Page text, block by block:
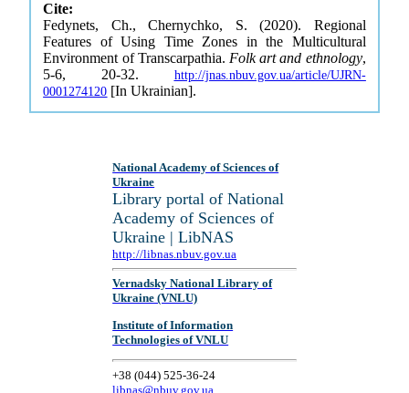
Cite:
Fedynets, Ch., Chernychko, S. (2020). Regional
Features of Using Time Zones in the Multicultural
Environment of Transcarpathia. Folk art and ethnology,
5-6, 20-32. http://jnas.nbuv.gov.ua/article/UJRN-
0001274120 [In Ukrainian].
National Academy of Sciences of
Ukraine
Library portal of National
Academy of Sciences of
Ukraine | LibNAS
http://libnas.nbuv.gov.ua
Vernadsky National Library of
Ukraine (VNLU)
Institute of Information
Technologies of VNLU
+38 (044) 525-36-24
libnas@nbuv.gov.ua